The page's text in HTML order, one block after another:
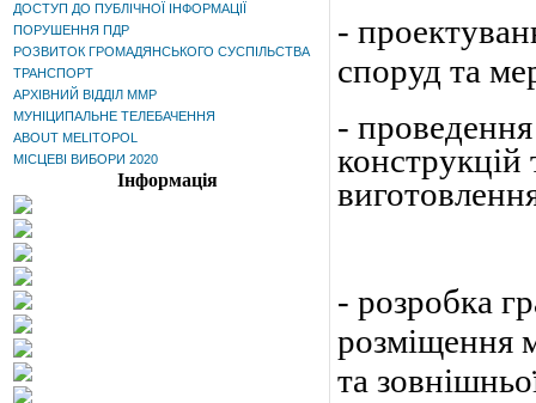
ДОСТУП ДО ПУБЛІЧНОЇ ІНФОРМАЦІЇ
ПОРУШЕННЯ ПДР
РОЗВИТОК ГРОМАДЯНСЬКОГО СУСПІЛЬСТВА
ТРАНСПОРТ
АРХІВНИЙ ВІДДІЛ ММР
МУНІЦИПАЛЬНЕ ТЕЛЕБАЧЕННЯ
ABOUT MELITOPOL
МІСЦЕВІ ВИБОРИ 2020
Інформація
-
споруд та
-
- розробка
розміщення
та